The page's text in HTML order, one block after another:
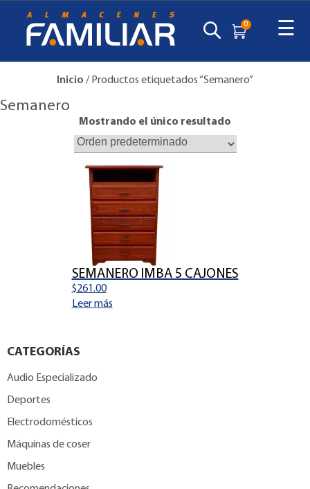
0 ☰
Inicio / Productos etiquetados “Semanero”
Semanero
Mostrando el único resultado
SEMANERO IMBA 5 CAJONES
$261.00
Leer más
CATEGORÍAS
Audio Especializado
Deportes
Electrodomésticos
Máquinas de coser
Muebles